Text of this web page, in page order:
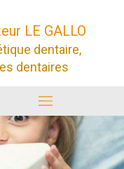
LE GALLO
dentaire,
dentaires